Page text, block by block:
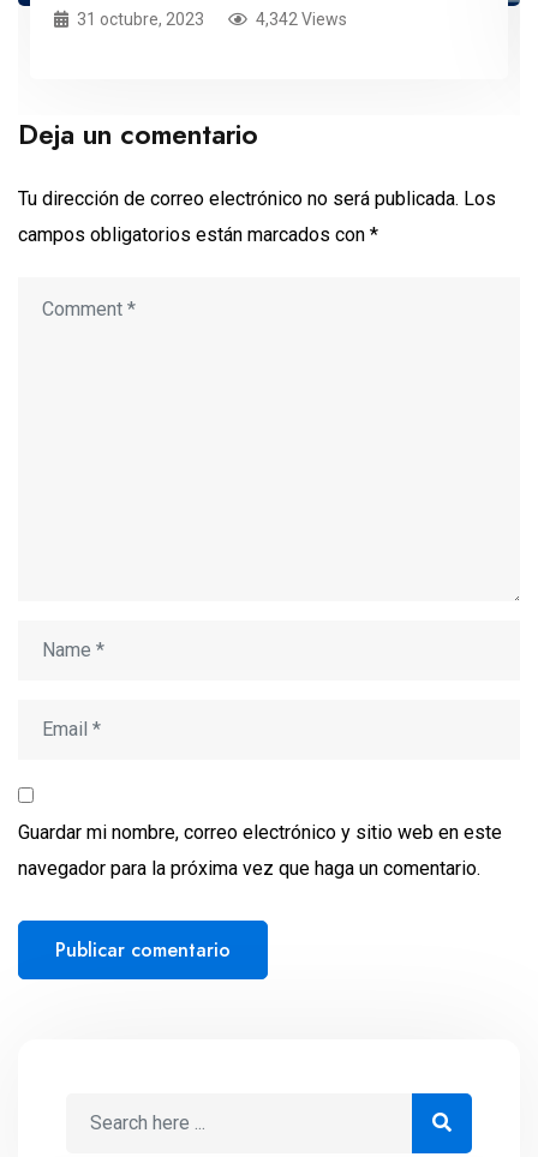
31 octubre, 2023 4,342 Views
Deja un comentario
Tu dirección de correo electrónico no será publicada. Los
campos obligatorios están marcados con *
Guardar mi nombre, correo electrónico y sitio web en este
navegador para la próxima vez que haga un comentario.